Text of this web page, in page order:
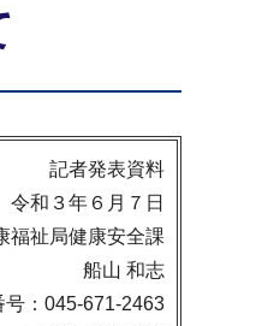
記者発表資料
令和３年６月７日
福祉局健康安全課
船山 和志
号：045-671-2463